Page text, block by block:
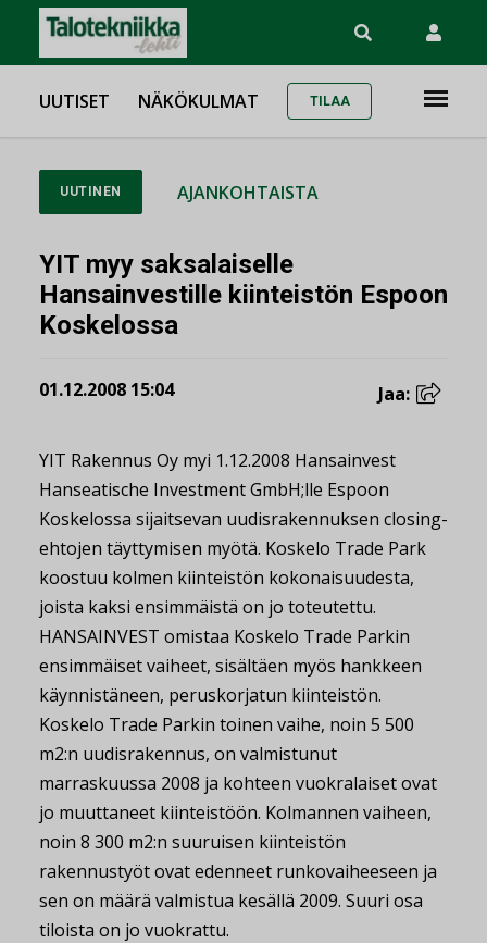
UUTISET NÄKÖKULMAT TILAA
UUTINEN AJANKOHTAISTA
YIT myy saksalaiselle
Hansainvestille kiinteistön Espoon
Koskelossa
01.12.2008 15:04 Jaa:
YIT Rakennus Oy myi 1.12.2008 Hansainvest
Hanseatische Investment GmbH;lle Espoon
Koskelossa sijaitsevan uudisrakennuksen closing-
ehtojen täyttymisen myötä. Koskelo Trade Park
koostuu kolmen kiinteistön kokonaisuudesta,
joista kaksi ensimmäistä on jo toteutettu.
HANSAINVEST omistaa Koskelo Trade Parkin
ensimmäiset vaiheet, sisältäen myös hankkeen
käynnistäneen, peruskorjatun kiinteistön.
Koskelo Trade Parkin toinen vaihe, noin 5 500
m2:n uudisrakennus, on valmistunut
marraskuussa 2008 ja kohteen vuokralaiset ovat
jo muuttaneet kiinteistöön. Kolmannen vaiheen,
noin 8 300 m2:n suuruisen kiinteistön
rakennustyöt ovat edenneet runkovaiheeseen ja
sen on määrä valmistua kesällä 2009. Suuri osa
tiloista on jo vuokrattu.